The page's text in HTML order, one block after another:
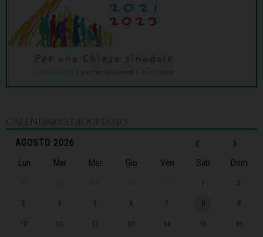
CALENDARIO DIOCESANO
‹
AGOSTO 2026 ›
Lun Mar Mer Gio Ven Sab Dom
1 2
3 4 5 6 7 8 9
10 11 12 13 14 15 16